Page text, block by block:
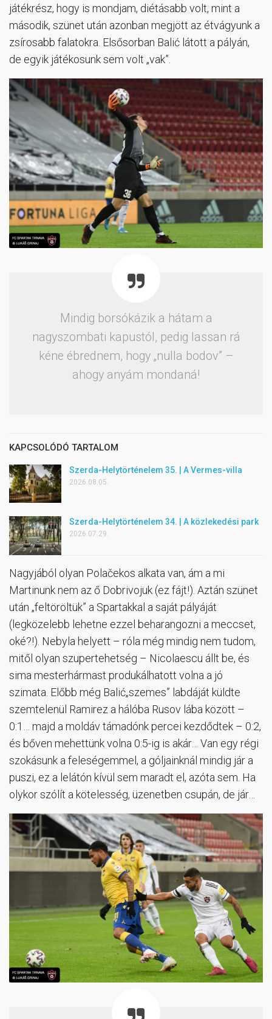
játékrész, hogy is mondjam, diétásabb volt, mint a
második, szünet után azonban megjött az étvágyunk a
zsírosabb falatokra. Elsősorban Balić látott a pályán,
de egyik játékosunk sem volt „vak”.
Mindig borsókázik a hátam a
nagyszombati kapustól, pedig lassan rá
kéne ébrednem, hogy „nulla bodov” –
ahogy anyám mondaná!
KAPCSOLÓDÓ TARTALOM
Szerda-Helytörténelem 35. | A Vermes-villa
2026.08.05.
Szerda-Helytörténelem 34. | A közlekedési park
2026.07.29.
Nagyjából olyan Polačekos alkata van, ám a mi
Martinunk nem az ő Dobrivojuk (ez fájt!). Aztán szünet
után „feltöröltük” a Spartakkal a saját pályáját
(legközelebb lehetne ezzel beharangozni a meccset,
oké?!). Nebyla helyett – róla még mindig nem tudom,
mitől olyan szupertehetség – Nicolaescu állt be, és
sima mesterhármast produkálhatott volna a jó
szimata. Előbb még Balić„szemes” labdáját küldte
szemtelenül Ramirez a hálóba Rusov lába között –
0:1… majd a moldáv támadónk percei kezdődtek – 0:2,
és bőven mehettünk volna 0:5-ig is akár… Van egy régi
szokásunk a feleségemmel, a góljainknál mindig jár a
puszi, ez a lelátón kívül sem maradt el, azóta sem. Ha
olykor szólít a kötelesség, üzenetben csupán, de jár…